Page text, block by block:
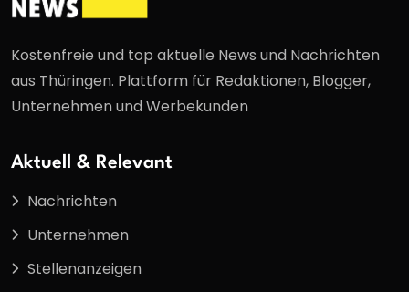
Kostenfreie und top aktuelle News und Nachrichten
aus Thüringen. Plattform für Redaktionen, Blogger,
Unternehmen und Werbekunden
Aktuell & Relevant
Nachrichten
Unternehmen
Stellenanzeigen